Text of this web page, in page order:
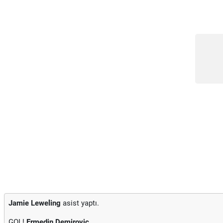
Jamie Leweling asist yaptı.